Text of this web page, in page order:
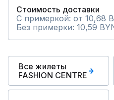
Стоимость доставки
С примеркой: от 10,68
Без примерки: 10,59
Все жилеты
FASHION CENTRE